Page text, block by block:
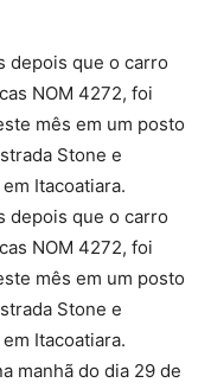
depois que o carro
NOM 4272, foi
mês em um posto
Stone e
Itacoatiara.
depois que o carro
NOM 4272, foi
mês em um posto
Stone e
Itacoatiara.
manhã do dia 29 de